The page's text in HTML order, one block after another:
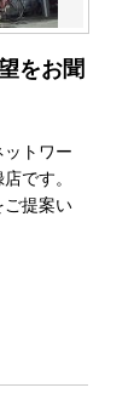
をお聞
トワー
です。
ご提案い